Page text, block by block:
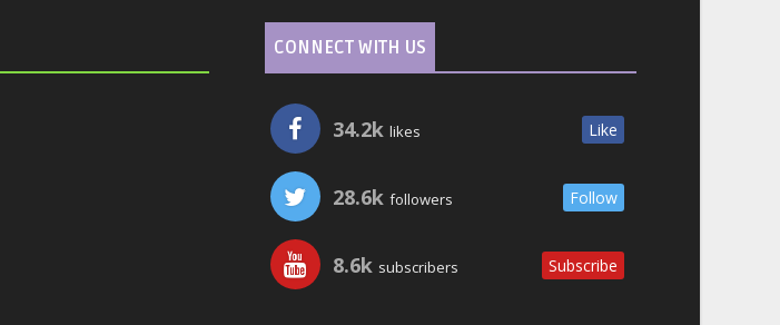
CONNECT WITH US
34.2k likes Like
28.6k followers Follow
8.6k subscribers Subscribe